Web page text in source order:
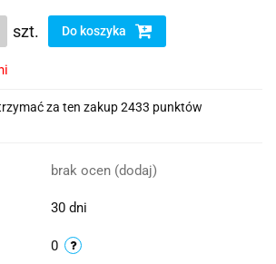
szt. Do koszyka
za ten zakup 2433 punktów
brak ocen (dodaj)
30 dni
0